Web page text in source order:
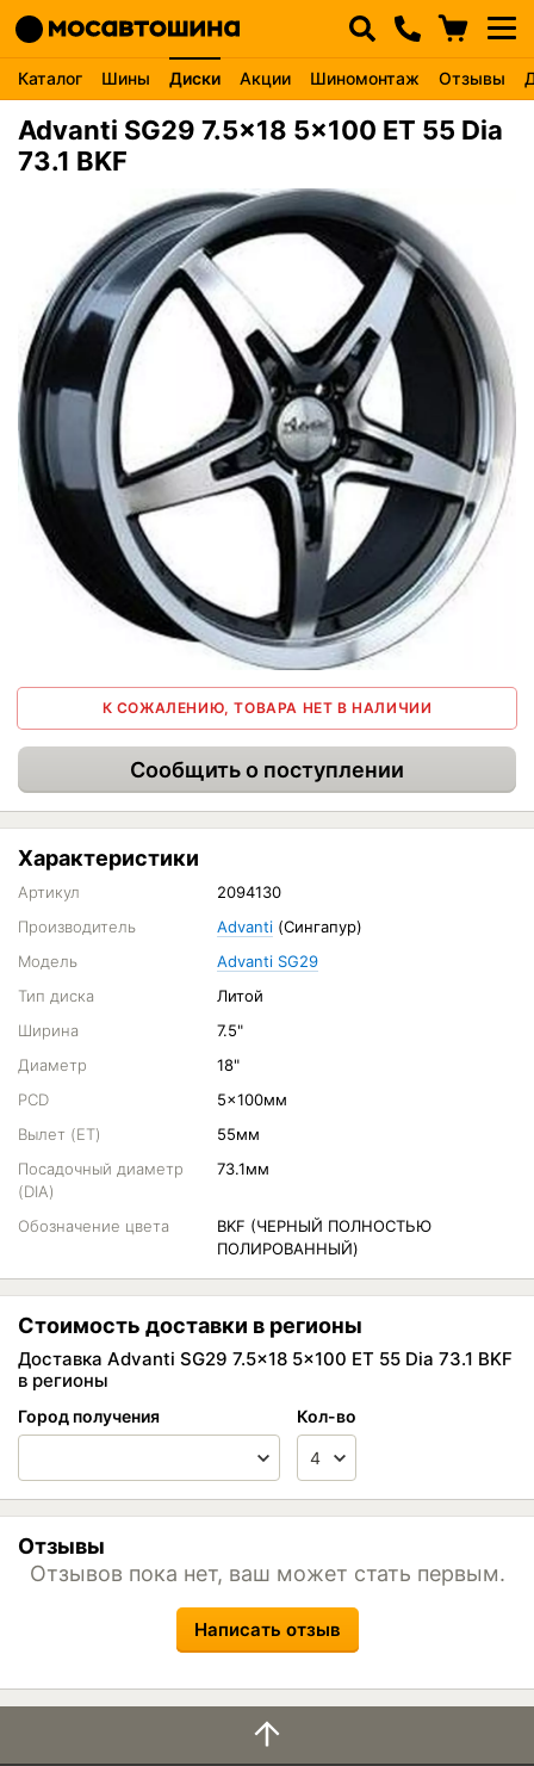
Каталог Шины Диски Акции Шиномонтаж Отзывы
Advanti SG29 7.5x18 5x100 ET 55 Dia
73.1 BKF
К СОЖАЛЕНИЮ, ТОВАРА НЕТ В НАЛИЧИИ
Сообщить о поступлении
Характеристики
Артикул
2094130
Производитель
Advanti (Сингапур)
Модель
Advanti SG29
Тип диска
Литой
Ширина
7.5"
Диаметр
18"
PCD
5x100мм
Вылет (ET)
55мм
Посадочный диаметр
(DIA)
73.1мм
Обозначение цвета
BKF (ЧЕРНЫЙ ПОЛНОСТЬЮ
ПОЛИРОВАННЫЙ)
Стоимость доставки в регионы
Доставка Advanti SG29 7.5x18 5x100 ET 55 Dia 73.1 BKF
в регионы
Город получения Кол-во
Отзывы
Отзывов пока нет, ваш может стать первым.
Написать отзыв